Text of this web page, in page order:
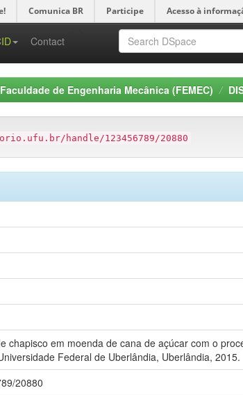
Comunica BR Participe Acesso à
ID Contact
Faculdade de Engenharia Mecânica (FEMEC)
handle/123456789/20880
chapisco em moenda de cana de açúcar com o
Federal de Uberlândia, Uberlândia, 2015.
20880